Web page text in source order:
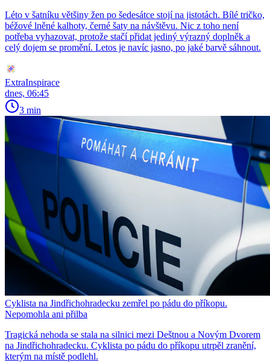
Léto v šatníku většiny žen po šedesátce stojí na jistotách. Bílé tričko,
béžové lněné kalhoty, černé šaty na návštěvu. Nic z toho není
potřeba vyhazovat, protože stačí přidat jediný výrazný doplněk a
celý dojem se promění. Letos je navíc jasno, po jaké barvě sáhnout.
ExtraInspirace
dnes, 06:45
3 min
Cyklista na Jindřichohradecku zemřel po pádu do příkopu.
Nepomohla ani přilba
Tragická nehoda se stala na silnici mezi Deštnou a Novým Dvorem
na Jindřichohradecku. Cyklista po pádu do příkopu utrpěl zranění,
kterým na místě podlehl.